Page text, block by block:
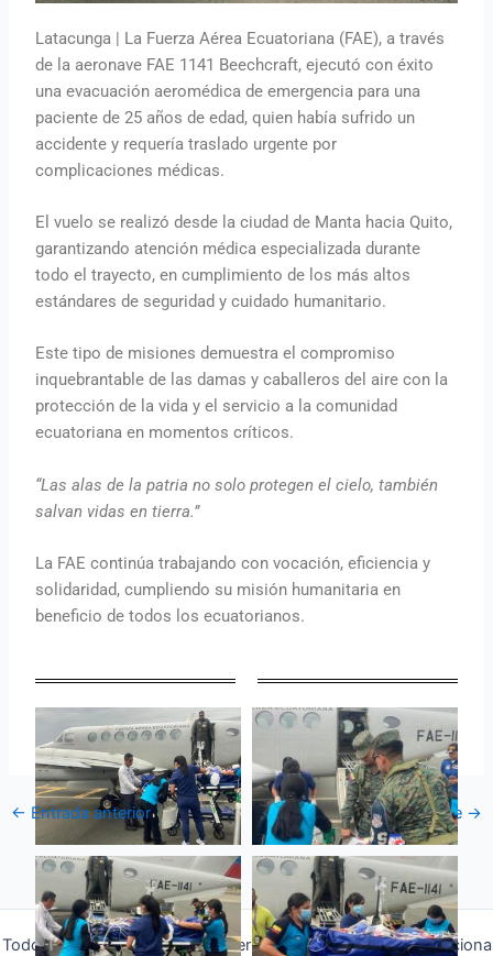
Latacunga | La Fuerza Aérea Ecuatoriana (FAE), a través
de la aeronave FAE 1141 Beechcraft, ejecutó con éxito
una evacuación aeromédica de emergencia para una
paciente de 25 años de edad, quien había sufrido un
accidente y requería traslado urgente por
complicaciones médicas.
El vuelo se realizó desde la ciudad de Manta hacia Quito,
garantizando atención médica especializada durante
todo el trayecto, en cumplimiento de los más altos
estándares de seguridad y cuidado humanitario.
Este tipo de misiones demuestra el compromiso
inquebrantable de las damas y caballeros del aire con la
protección de la vida y el servicio a la comunidad
ecuatoriana en momentos críticos.
“Las alas de la patria no solo protegen el cielo, también
salvan vidas en tierra.”
La FAE continúa trabajando con vocación, eficiencia y
solidaridad, cumpliendo su misión humanitaria en
beneficio de todos los ecuatorianos.
← Entrada anterior Entrada siguiente →
Todos los derechos © 2026 Fuerza Aérea Ecuatoriana | Funciona